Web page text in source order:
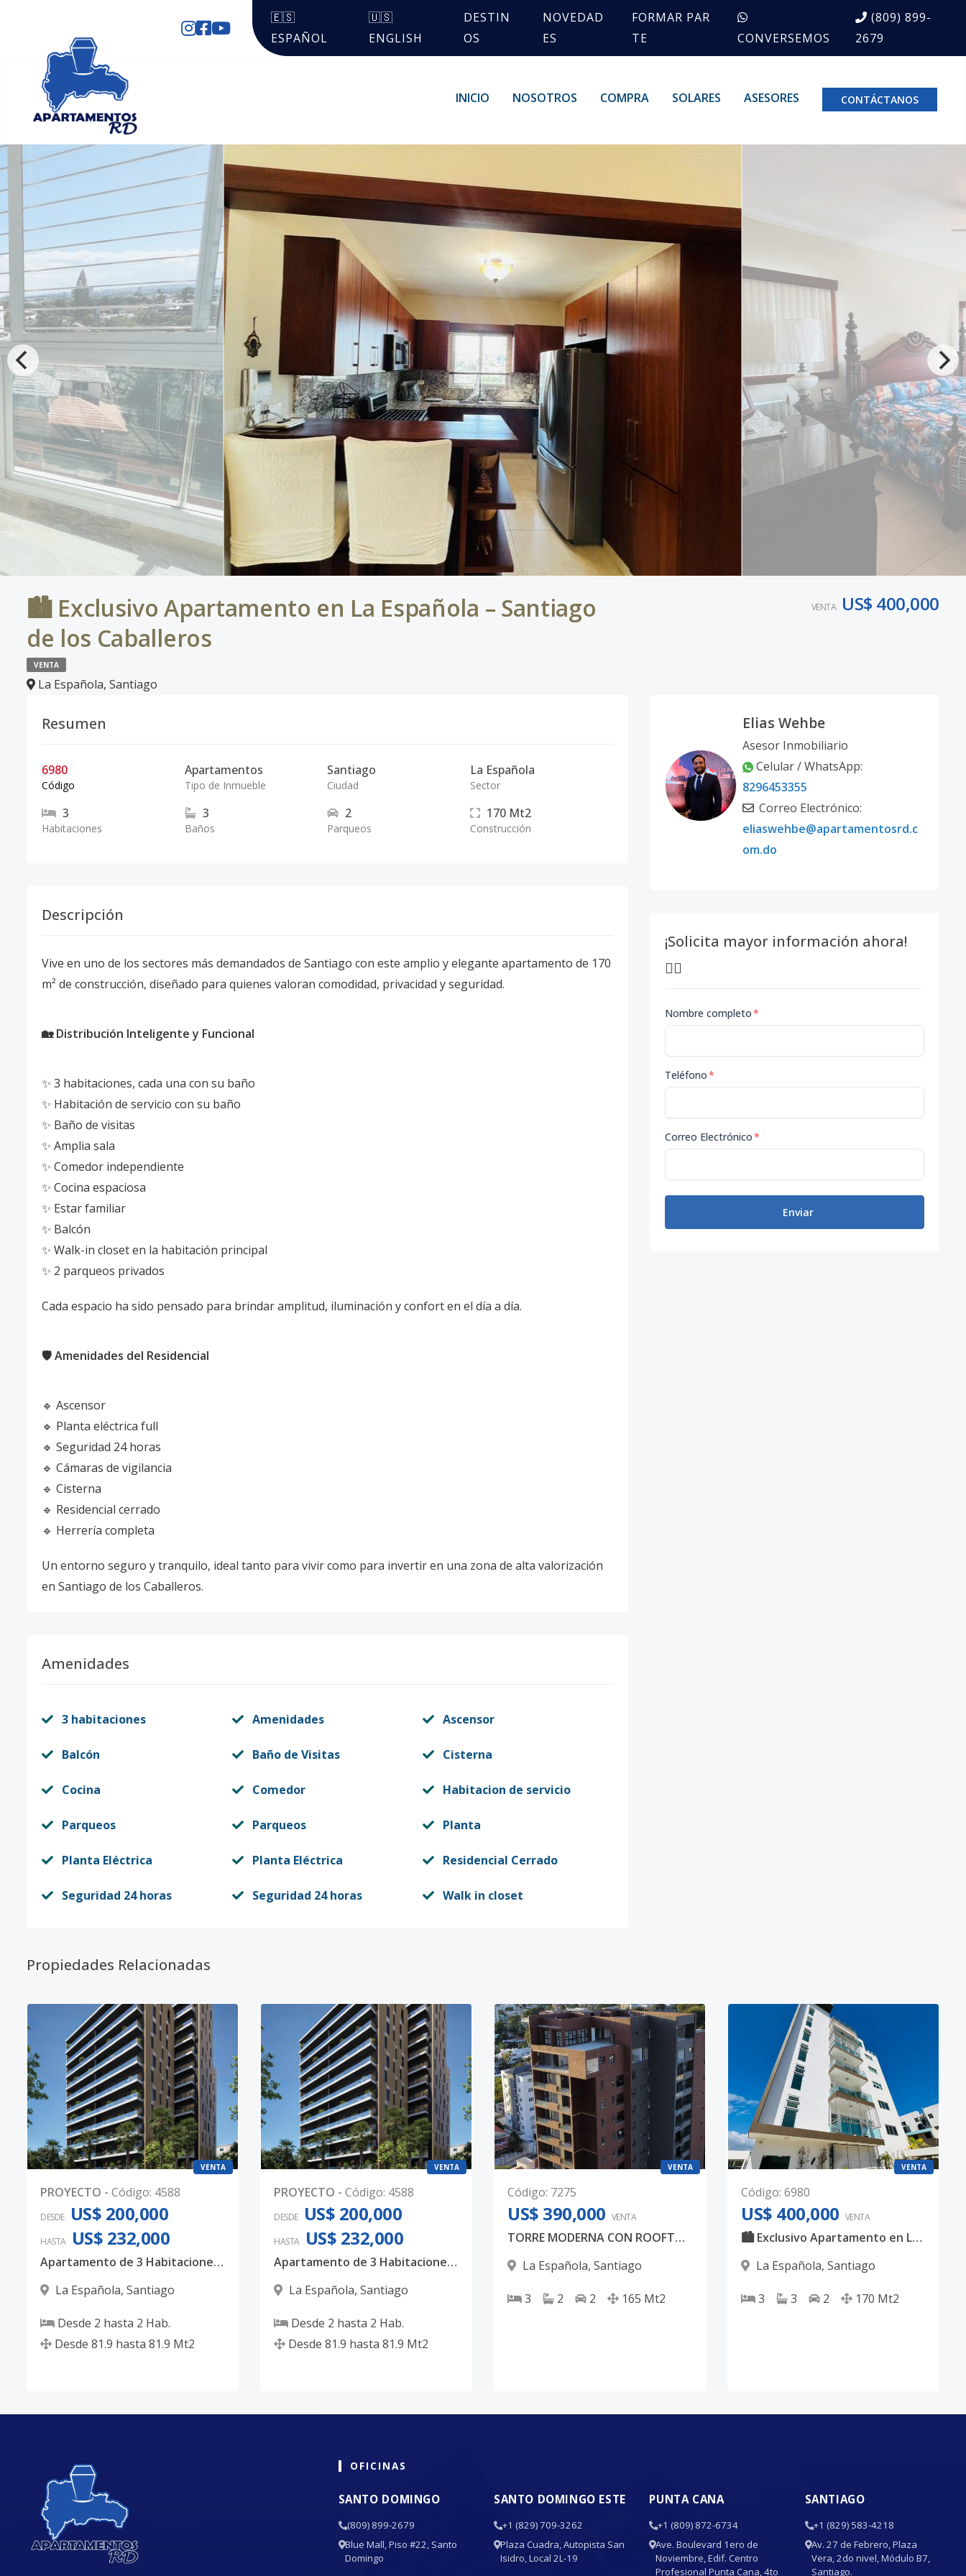
🇪🇸
ESPAÑOL
🇺🇸
ENGLISH
DESTIN
OS
NOVEDAD
ES
FORMAR PAR
TE
CONVERSEMOS
(809) 899-
2679
INICIO NOSOTROS COMPRA SOLARES ASESORES CONTÁCTANOS
🏙️ Exclusivo Apartamento en La Española – Santiago
de los Caballeros
VENTA
La Española, Santiago
VENTA US$ 400,000
Resumen
6980
Código
Apartamentos
Tipo de Inmueble
Santiago
Ciudad
La Española
Sector
3
Habitaciones
3
Baños
2
Parqueos
170 Mt2
Construcción
Descripción
Vive en uno de los sectores más demandados de Santiago con este amplio y elegante apartamento de 170
m² de construcción, diseñado para quienes valoran comodidad, privacidad y seguridad.
🏡 Distribución Inteligente y Funcional
✨ 3 habitaciones, cada una con su baño
✨ Habitación de servicio con su baño
✨ Baño de visitas
✨ Amplia sala
✨ Comedor independiente
✨ Cocina espaciosa
✨ Estar familiar
✨ Balcón
✨ Walk-in closet en la habitación principal
✨ 2 parqueos privados
Cada espacio ha sido pensado para brindar amplitud, iluminación y confort en el día a día.
🛡️ Amenidades del Residencial
🔹 Ascensor
🔹 Planta eléctrica full
🔹 Seguridad 24 horas
🔹 Cámaras de vigilancia
🔹 Cisterna
🔹 Residencial cerrado
🔹 Herrería completa
Un entorno seguro y tranquilo, ideal tanto para vivir como para invertir en una zona de alta valorización
en Santiago de los Caballeros.
Amenidades
3 habitaciones Amenidades Ascensor
Balcón Baño de Visitas Cisterna
Cocina Comedor Habitacion de servicio
Parqueos Parqueos Planta
Planta Eléctrica Planta Eléctrica Residencial Cerrado
Seguridad 24 horas Seguridad 24 horas Walk in closet
Elias Wehbe
Asesor Inmobiliario
Celular / WhatsApp:
8296453355
Correo Electrónico:
eliaswehbe@apartamentosrd.c
om.do
¡Solicita mayor información ahora!
👇🏽
Nombre completo*
Teléfono*
Correo Electrónico*
Enviar
Propiedades Relacionadas
VENTA
PROYECTO - Código: 4588
DESDE US$ 200,000
HASTA US$ 232,000
Apartamento de 3 Habitaciones con Piscina y Gimnasio en La Española, Santiago
La Española, Santiago
Desde 2 hasta 2 Hab.
Desde 81.9 hasta 81.9 Mt2
VENTA
PROYECTO - Código: 4588
DESDE US$ 200,000
HASTA US$ 232,000
Apartamento de 3 Habitaciones con Piscina y Gimnasio en La Española, Santiago
La Española, Santiago
Desde 2 hasta 2 Hab.
Desde 81.9 hasta 81.9 Mt2
VENTA
Código: 7275
US$ 390,000 VENTA
TORRE MODERNA CON ROOFTOP Y AMENIDADES PREMIUM - LA ESPAÑOLA - SANTIAGO
La Española, Santiago
3 2 2 165 Mt2
VENTA
Código: 6980
US$ 400,000 VENTA
🏙️ Exclusivo Apartamento en La Española – Santiago de los Caballeros
La Española, Santiago
3 3 2 170 Mt2
OFICINAS
SANTO DOMINGO
(809) 899-2679
Blue Mall, Piso #22, Santo
Domingo
SANTO DOMINGO ESTE
+1 (829) 709-3262
Plaza Cuadra, Autopista San
Isidro, Local 2L-19
PUNTA CANA
+1 (809) 872-6734
Ave. Boulevard 1ero de
Noviembre, Edif. Centro
Profesional Punta Cana, 4to
SANTIAGO
+1 (829) 583-4218
Av. 27 de Febrero, Plaza
Vera, 2do nivel, Módulo B7,
Santiago.